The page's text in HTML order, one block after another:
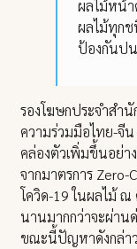
ผลไม้หน้า
ผลไม้ทุกช
ป้องกันป
รองโฆษกประจำสำ
ความร่วมมือไทย-จี
คล่องตัวเพิ่มขึ้นอย่
จากมาตรการ Zero-
โควิด-19 ในผลไม้ ณ
นานมากกว่าจะผ่าน
ขณะนี้ปัญหาดังกล่าว